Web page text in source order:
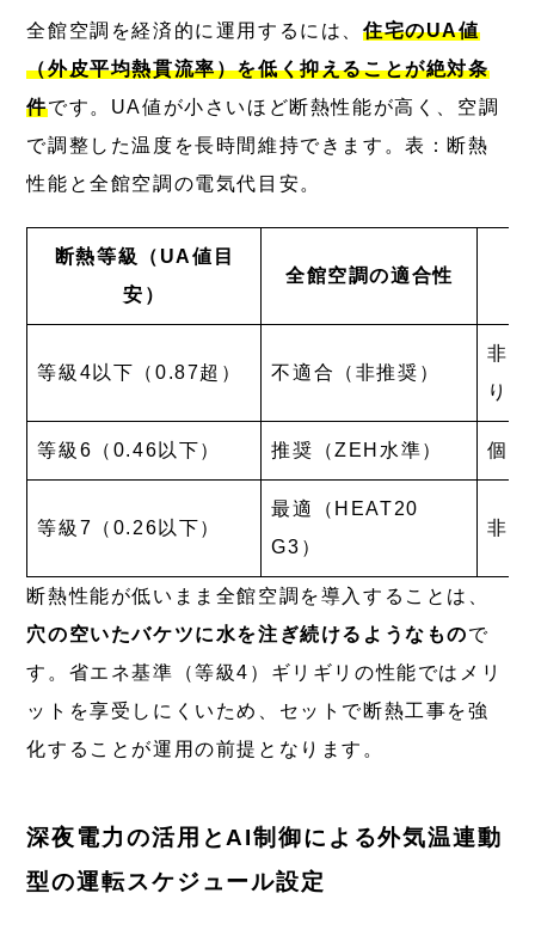
全館空調を経済的に運用するには、住宅のUA値
（外皮平均熱貫流率）を低く抑えることが絶対条
件です。UA値が小さいほど断熱性能が高く、空調
で調整した温度を長時間維持できます。表：断熱
性能と全館空調の電気代目安。
断熱等級（UA値目
安）
全館空調の適合性
等級4以下（0.87超） 不適合（非推奨）
非常
り
等級6（0.46以下） 推奨（ZEH水準） 個別
等級7（0.26以下）
最適（HEAT20
G3）
非常
断熱性能が低いまま全館空調を導入することは、
穴の空いたバケツに水を注ぎ続けるようなもので
す。省エネ基準（等級4）ギリギリの性能ではメリ
ットを享受しにくいため、セットで断熱工事を強
化することが運用の前提となります。
深夜電力の活用とAI制御による外気温連動
型の運転スケジュール設定